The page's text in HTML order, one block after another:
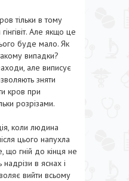
тільки в тому
Але якщо це
буде мало. Як
випадки?
але виписує
зняти
кров при
розрізами.
коли людина
цього напухла
що гній до кінця не
в яснах і
вийти всьому